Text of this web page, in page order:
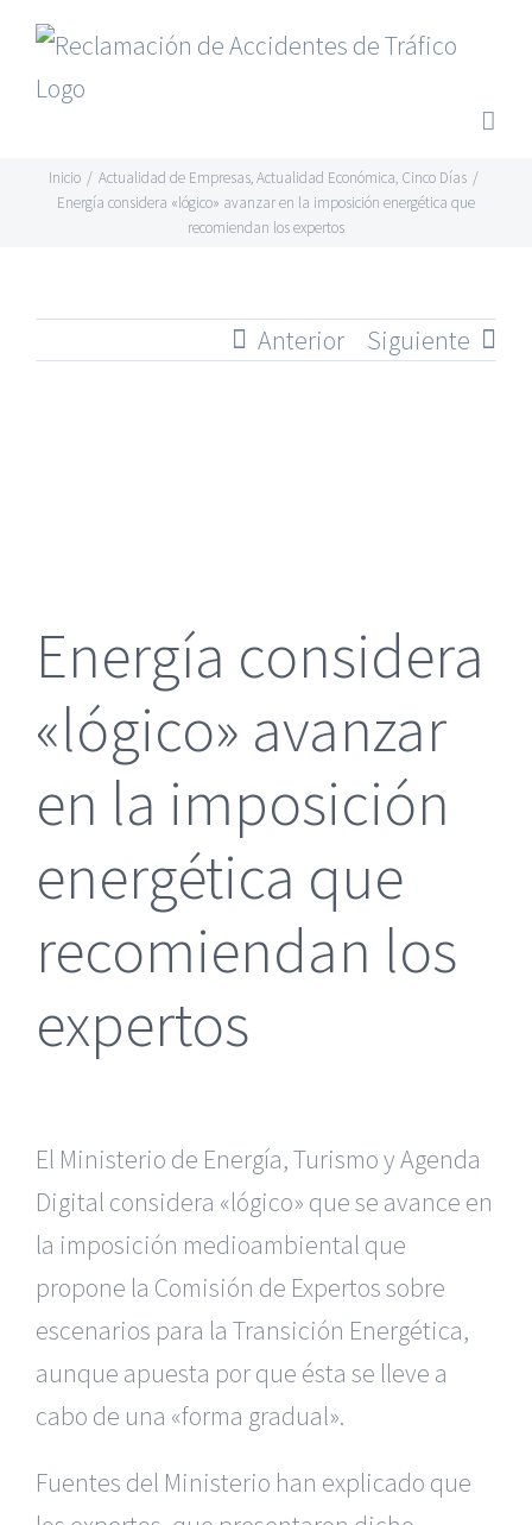
Saltar
contenido
Inicio / Actualidad de Empresas,Actualidad Económica, Cinco Días /
Energía considera «lógico» avanzar en la imposición energética que
recomiendan los expertos
Anterior Siguiente
Energía considera
«lógico» avanzar
en la imposición
energética que
recomiendan los
expertos
El Ministerio de Energía, Turismo y Agenda
Digital considera «lógico» que se avance en
la imposición medioambiental que
propone la Comisión de Expertos sobre
escenarios para la Transición Energética,
aunque apuesta por que ésta se lleve a
cabo de una «forma gradual».
Fuentes del Ministerio han explicado que